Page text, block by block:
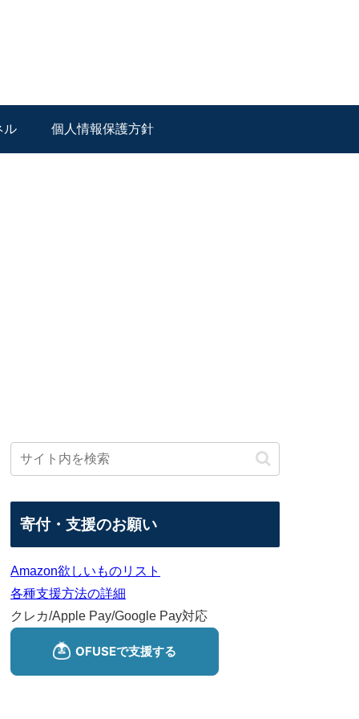
ル 個人情報保護方針
寄付・支援のお願い
Amazon欲しいものリスト
各種支援方法の詳細
クレカ/Apple Pay/Google Pay対応